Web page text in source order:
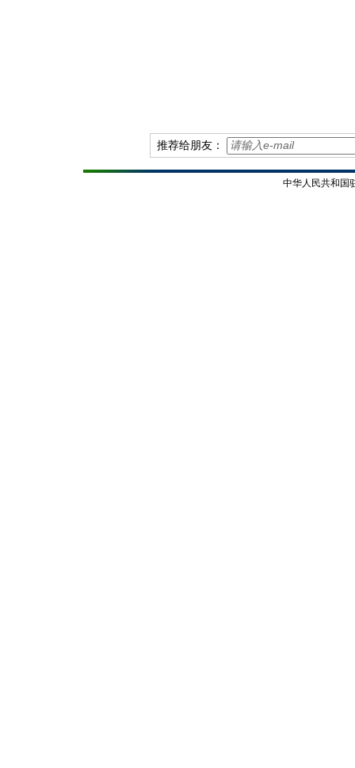
推荐给朋友：
中华人民共和国